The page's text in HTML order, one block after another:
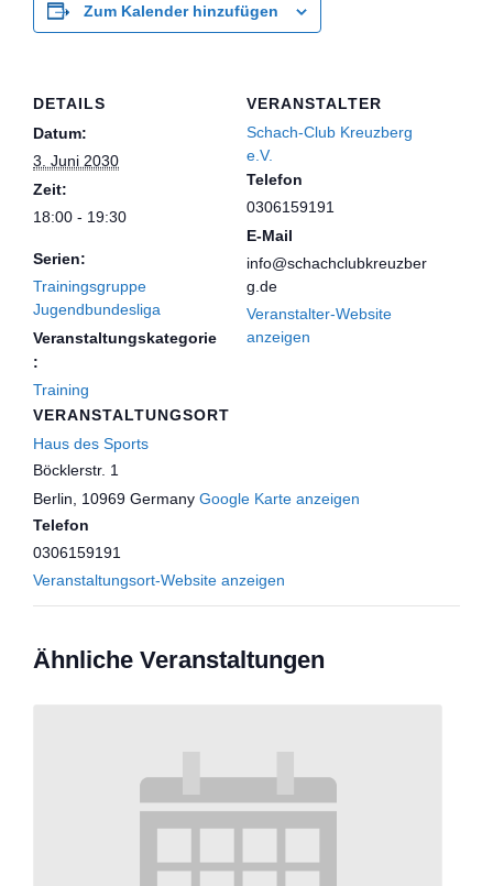
Zum Kalender hinzufügen
DETAILS
Datum:
3. Juni 2030
Zeit:
18:00 - 19:30
Serien:
Trainingsgruppe
Jugendbundesliga
Veranstaltungskategorie
:
Training
VERANSTALTUNGSORT
Haus des Sports
Böcklerstr. 1
Berlin
10969 Germany Google Karte anzeigen
Telefon
0306159191
Veranstaltungsort-Website anzeigen
VERANSTALTER
Schach-Club Kreuzberg
e.V.
Telefon
0306159191
E-Mail
info@schachclubkreuzber
g.de
Veranstalter-Website
anzeigen
Ähnliche Veranstaltungen